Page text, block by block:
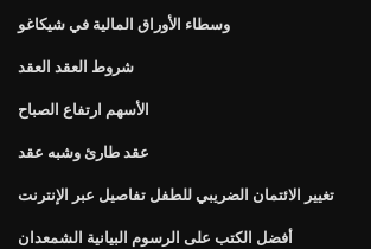
وسطاء الأوراق المالية في شيكاغو
شروط العقد العقد
الأسهم ارتفاع الصباح
عقد طارئ وشبه عقد
تغيير الائتمان الضريبي للطفل تفاصيل عبر الإنترنت
أفضل الكتب على الرسوم البيانية الشمعدان